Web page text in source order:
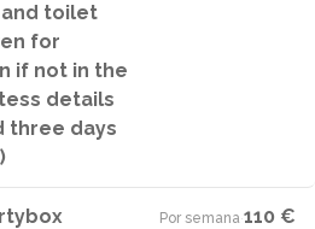
toilet
for
if not in the
details
three days
Por semana·110 €